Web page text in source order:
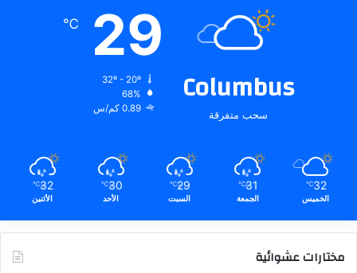
Columbus
سحب متفرقة
29
℃
68%
0.89 كم/س
32
℃
الخميس
31
℃
الجمعة
29
℃
السبت
30
℃
الأحد
32
℃
الأثنين
مختارات عشوائية